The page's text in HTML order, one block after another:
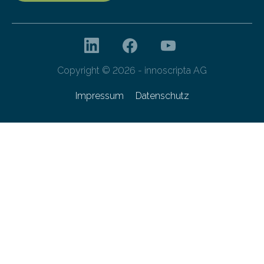
Copyright © 2026 - innoscripta AG
Impressum Datenschutz